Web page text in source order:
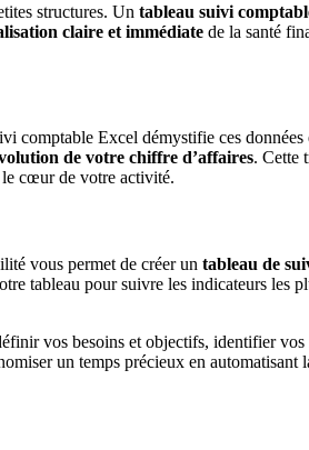
structures. Un tableau suivi
claire et immédiate de la santé
comptable Excel démystifie ces données
de votre chiffre d’affaires. Cette
le cœur de votre activité.
vous permet de créer un tableau de
tableau pour suivre les indicateurs les
vos besoins et objectifs, identifier
un temps précieux en automatisant